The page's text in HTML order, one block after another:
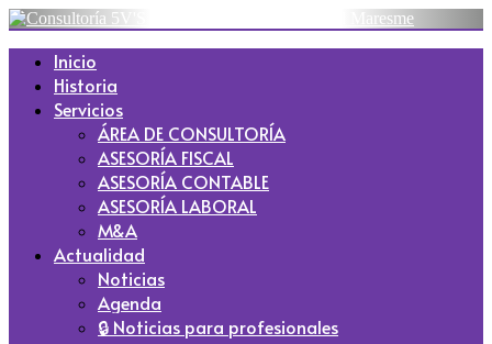
Inicio
Historia
Servicios
ÁREA DE CONSULTORÍA
ASESORÍA FISCAL
ASESORÍA CONTABLE
ASESORÍA LABORAL
M&A
Actualidad
Noticias
Agenda
🔒 Noticias para profesionales